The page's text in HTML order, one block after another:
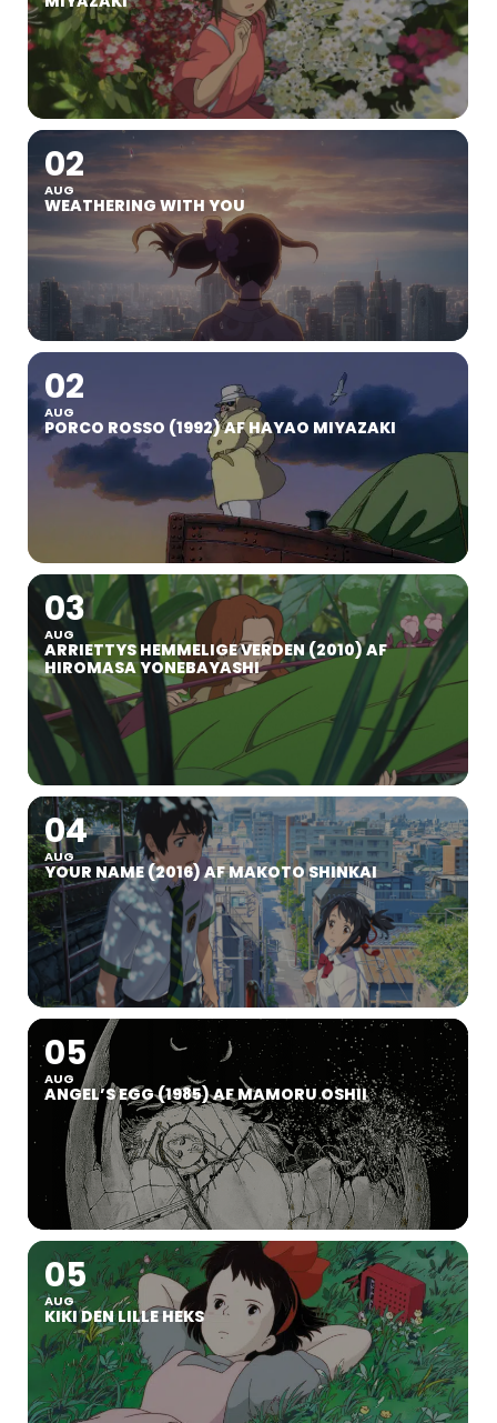
02
AUG
WEATHERING WITH YOU
02
AUG
PORCO ROSSO (1992) AF HAYAO MIYAZAKI
03
AUG
ARRIETTYS HEMMELIGE VERDEN (2010) AF
HIROMASA YONEBAYASHI
04
AUG
YOUR NAME (2016) AF MAKOTO SHINKAI
05
AUG
ANGEL’S EGG (1985) AF MAMORU OSHII
05
AUG
KIKI DEN LILLE HEKS